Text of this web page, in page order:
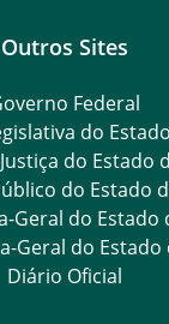
Outros Sites
Federal
do
do Estado
do Estado
Geral do Estado
Geral do Estado
Diário Oficial